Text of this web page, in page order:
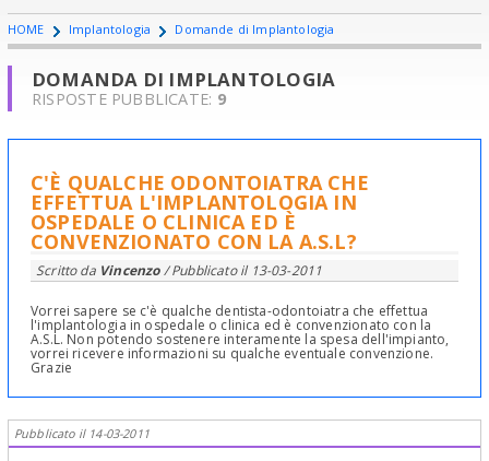
HOME Implantologia Domande di Implantologia
DOMANDA DI IMPLANTOLOGIA
RISPOSTE PUBBLICATE: 9
C'È QUALCHE ODONTOIATRA CHE
EFFETTUA L'IMPLANTOLOGIA IN
OSPEDALE O CLINICA ED È
CONVENZIONATO CON LA A.S.L?
Scritto da Vincenzo/ Pubblicato il 13-03-2011
Vorrei sapere se c'è qualche dentista-odontoiatra che effettua
l'implantologia in ospedale o clinica ed è convenzionato con la
A.S.L. Non potendo sostenere interamente la spesa dell'impianto,
vorrei ricevere informazioni su qualche eventuale convenzione.
Grazie
Pubblicato il 14-03-2011